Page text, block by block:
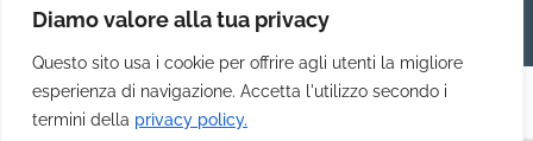
Diamo valore alla tua privacy
Questo sito usa i cookie per offrire agli utenti la migliore
esperienza di navigazione. Accetta l'utilizzo secondo i
termini della privacy policy.